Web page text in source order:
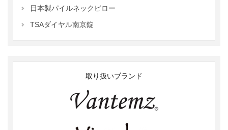
日本製パイルネックピロー
TSAダイヤル南京錠
取り扱いブランド